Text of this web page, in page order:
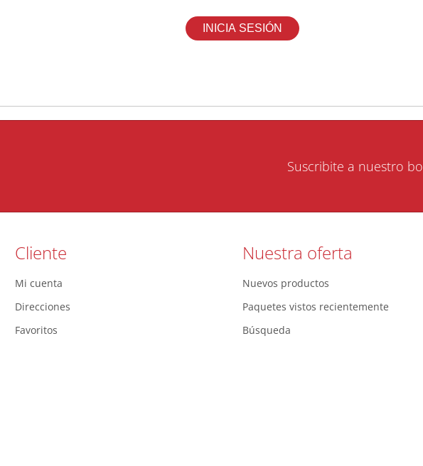
Suscribite a nuestro
Cliente
Mi cuenta
Direcciones
Favoritos
Nuestra oferta
Nuevos productos
Paquetes vistos recientemente
Búsqueda